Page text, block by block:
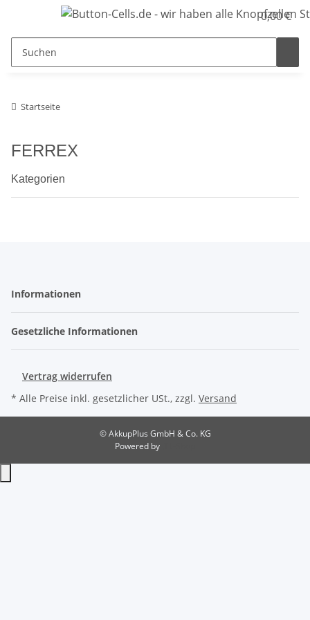
0,00 €
Startseite
FERREX
Kategorien
Informationen
Gesetzliche Informationen
Vertrag widerrufen
* Alle Preise inkl. gesetzlicher USt., zzgl. Versand
© AkkupPlus GmbH & Co. KG
Powered by